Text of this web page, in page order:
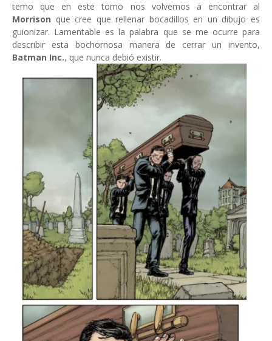
temo que en este tomo nos volvemos a encontrar al
Morrison que cree que rellenar bocadillos en un dibujo es
guionizar. Lamentable es la palabra que se me ocurre para
describir esta bochornosa manera de cerrar un invento,
Batman Inc., que nunca debió existir.